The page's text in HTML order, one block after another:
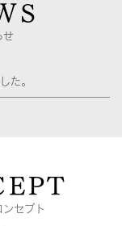
せ
た。
ンセプト